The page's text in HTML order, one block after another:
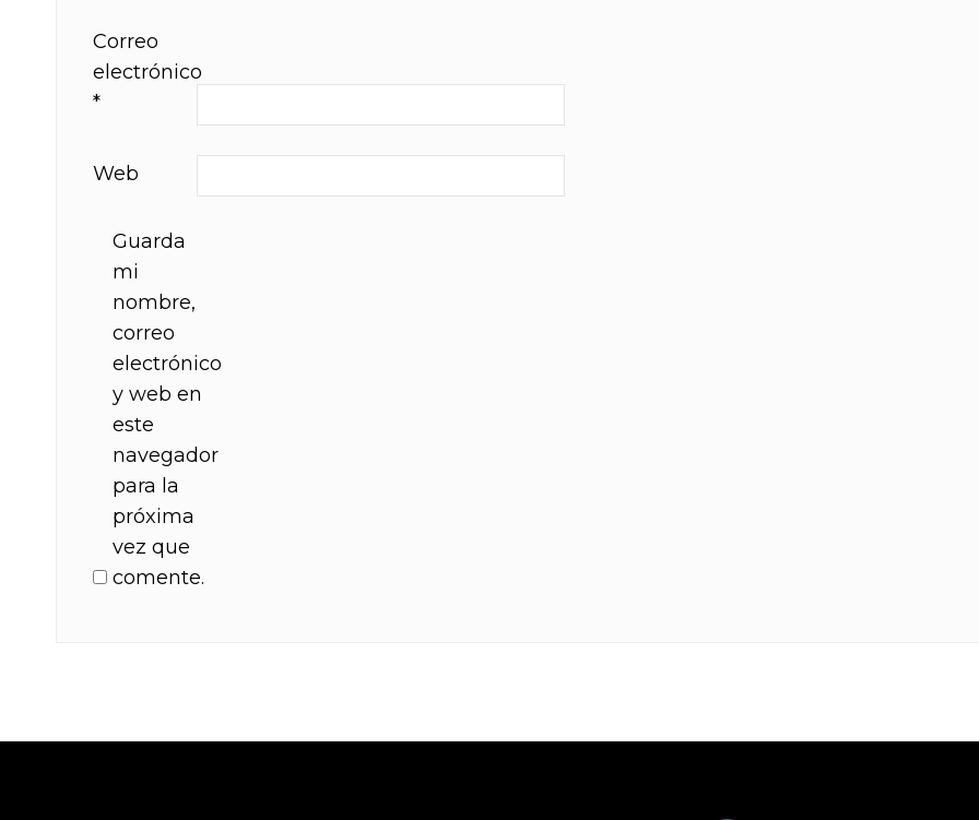
Correo
electrónico
*
Web
Guarda
mi
nombre,
correo
electrónico
y web en
este
navegador
para la
próxima
vez que
comente.